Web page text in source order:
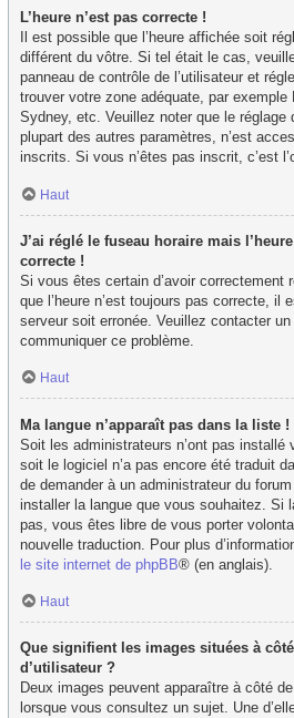
L’heure n’est pas correcte !
Il est possible que l’heure affichée soit
différent du vôtre. Si tel était le cas,
panneau de contrôle de l’utilisateur et
trouver votre zone adéquate, par exemple
Sydney, etc. Veuillez noter que le réglage
plupart des autres paramètres, n’est
inscrits. Si vous n’êtes pas inscrit, c’est
Haut
J’ai réglé le fuseau horaire mais
correcte !
Si vous êtes certain d’avoir correctement
que l’heure n’est toujours pas correcte, il
serveur soit erronée. Veuillez contacter
communiquer ce problème.
Haut
Ma langue n’apparaît pas dans la liste !
Soit les administrateurs n’ont pas installé
soit le logiciel n’a pas encore été traduit
de demander à un administrateur du
installer la langue que vous souhaitez. Si
pas, vous êtes libre de vous porter
nouvelle traduction. Pour plus
le site internet de phpBB® (en anglais).
Haut
Que signifient les images situées à
d’utilisateur ?
Deux images peuvent apparaître à côté
lorsque vous consultez un sujet. Une